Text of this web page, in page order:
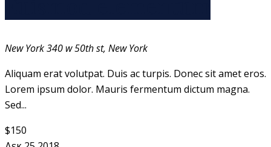
New York340 w 50th st, New York
Aliquam erat volutpat. Duis ac turpis. Donec sit amet eros.
Lorem ipsum dolor. Mauris fermentum dictum magna.
Sed...
$150